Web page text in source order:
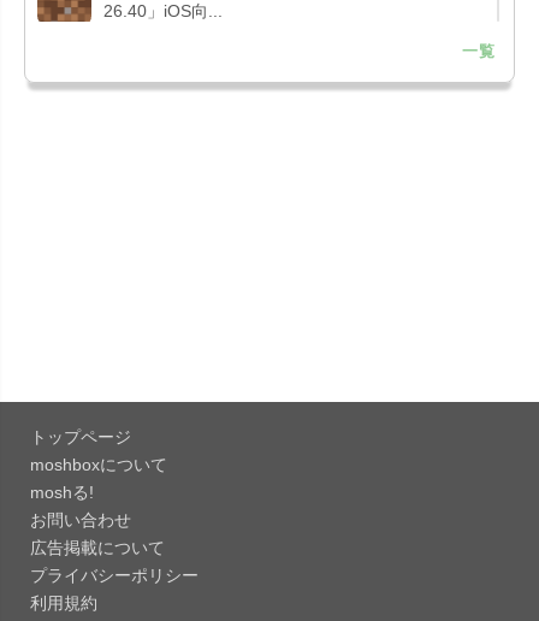
26.40」iOS向...
151.0.7922....
「Google 翻訳 10.31.311」iOS向け最新版をリリ
ース。
「Microsoft Excel 2.112.3」iOS向け最新版をリ
リ...
一覧
トップページ
moshboxについて
moshる!
お問い合わせ
広告掲載について
プライバシーポリシー
利用規約